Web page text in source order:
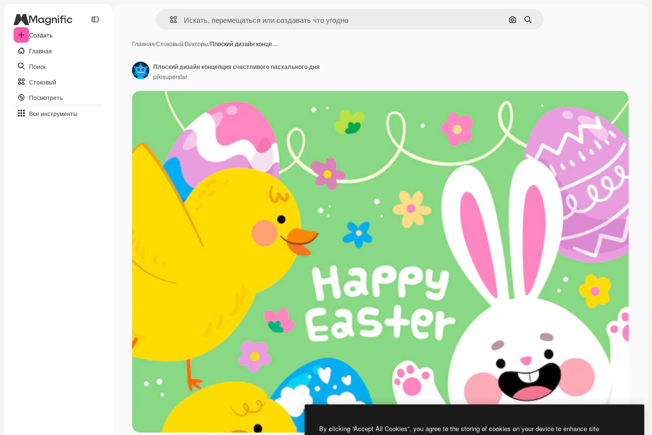
Создать
Главная
Поиск
Стоковый
Посмотреть
Все инструменты
Поиск по изображению
Поиск
Главная/Стоковый/Векторы/Плоский дизайн конце…
Плоский дизайн концепция счастливого пасхального дня
pikisuperstar
By clicking “Accept All Cookies”, you agree to the storing of cookies on your device to enhance site